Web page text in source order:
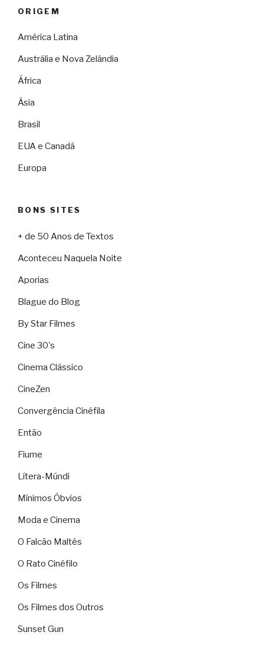
ORIGEM
América Latina
Austrália e Nova Zelândia
África
Ásia
Brasil
EUA e Canadá
Europa
BONS SITES
+ de 50 Anos de Textos
Aconteceu Naquela Noite
Aporias
Blague do Blog
By Star Filmes
Cine 30's
Cinema Clássico
CineZen
Convergência Cinéfila
Então
Fiume
Lítera-Múndi
Mínimos Óbvios
Moda e Cinema
O Falcão Maltês
O Rato Cinéfilo
Os Filmes
Os Filmes dos Outros
Sunset Gun